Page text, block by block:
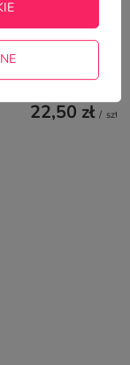
bojowo
22,50 zł / szt.